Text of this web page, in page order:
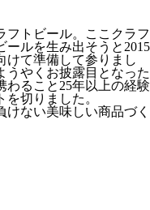
フトビール。ここクラフ
ールを生み出そうと2015
けて準備して参りまし
うやくお披露目となった
わること25年以上の経験
切りました。
ない美味しい商品づく